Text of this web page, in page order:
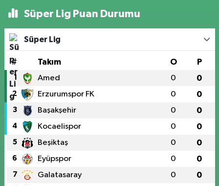
Süper Lig Puan Durumu
Süper Lig
# Takım O P
1 Amed 0 0
2 Erzurumspor FK 0 0
3 Başakşehir 0 0
4 Kocaelispor 0 0
5 Beşiktaş 0 0
6 Eyüpspor 0 0
7 Galatasaray 0 0